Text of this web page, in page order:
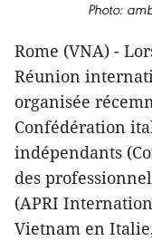
Photo:
Rome (VNA) -
Réunion
organisée
Confédération
indépendants
des
(APRI
Vietnam en